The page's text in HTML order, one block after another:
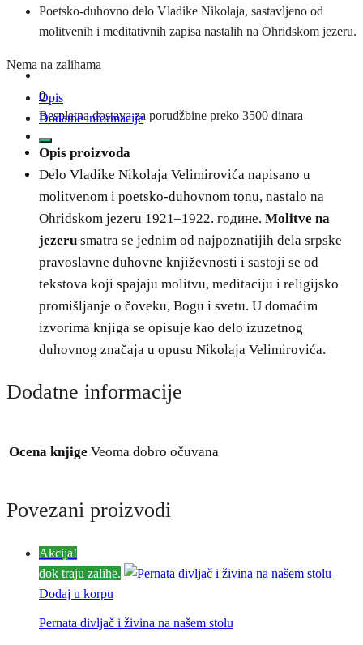
0
Besplatna dostava za porudžbine preko 3500 dinara
Poetsko-duhovno delo Vladike Nikolaja, sastavljeno od
molitvenih i meditativnih zapisa nastalih na Ohridskom jezeru.
Nema na zalihama
Opis
Dodatne informacije
Opis proizvoda
Delo Vladike Nikolaja Velimirovića napisano u
molitvenom i poetsko-duhovnom tonu, nastalo na
Ohridskom jezeru 1921–1922. године. Molitve na
jezeru smatra se jednim od najpoznatijih dela srpske
pravoslavne duhovne književnosti i sastoji se od
tekstova koji spajaju molitvu, meditaciju i religijsko
promišljanje o čoveku, Bogu i svetu. U domaćim
izvorima knjiga se opisuje kao delo izuzetnog
duhovnog značaja u opusu Nikolaja Velimirovića.
Dodatne informacije
Ocena knjige Veoma dobro očuvana
Povezani proizvodi
Akcija!
dok traju zalihe.
Dodaj u korpu
Pernata divljač i živina na našem stolu